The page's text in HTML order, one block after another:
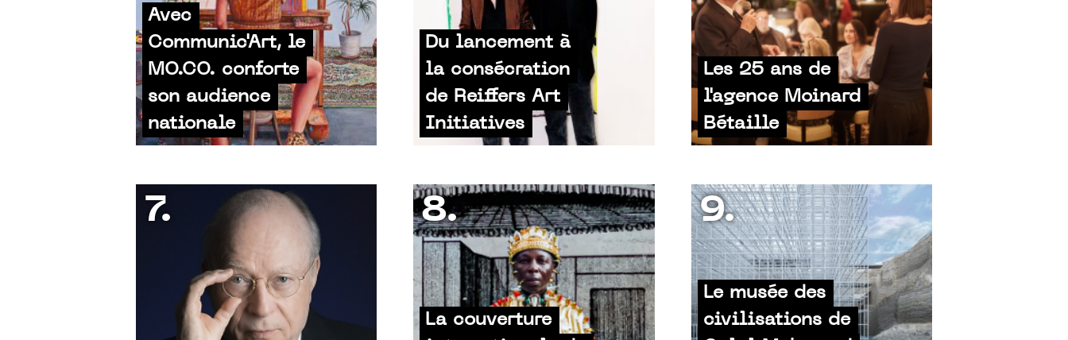
Avec
Communic'Art, le
MO.CO. conforte
son audience
nationale
Du lancement à
la consécration
de Reiffers Art
Initiatives
Les 25 ans de
l'agence Moinard
Bétaille
7.
La couverture
8.
Le musée des
civilisations de
9.